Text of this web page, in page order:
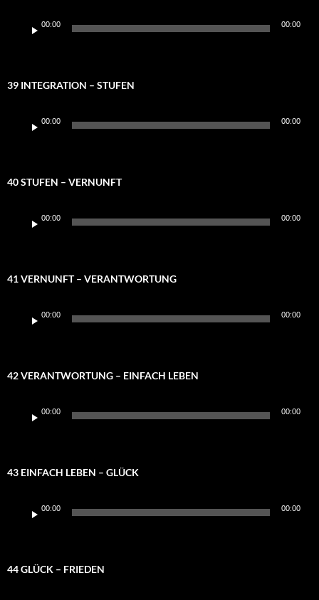
Player
00:00 00:00
39 INTEGRATION – STUFEN
Player
00:00 00:00
40 STUFEN – VERNUNFT
Player
00:00 00:00
41 VERNUNFT – VERANTWORTUNG
Player
00:00 00:00
42 VERANTWORTUNG – EINFACH LEBEN
Player
00:00 00:00
43 EINFACH LEBEN – GLÜCK
Player
00:00 00:00
44 GLÜCK – FRIEDEN